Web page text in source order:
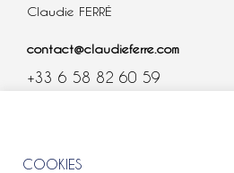
Claudie FERRÉ
contact@claudieferre.com
+33 6 58 82 60 59
COOKIES